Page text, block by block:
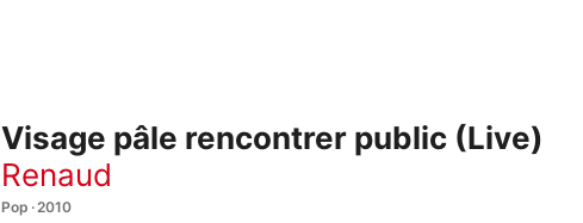
Visage pâle rencontrer public (Live)
Renaud
Pop · 2010